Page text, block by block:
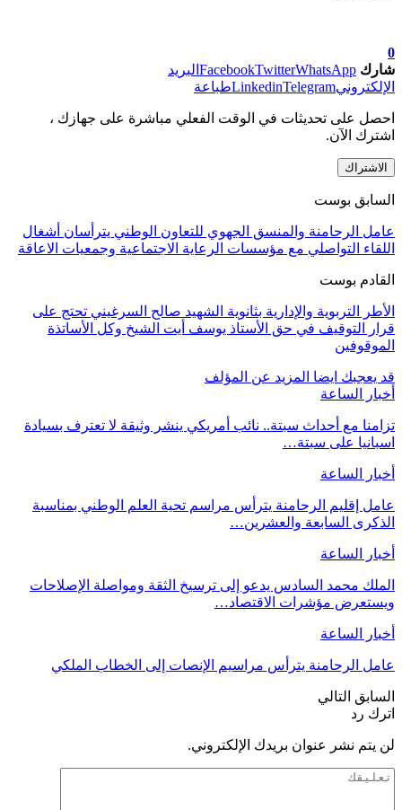
0
شارك
FacebookTwitterWhatsApp
البريد
الإلكتروني
LinkedinTelegram طباعة
احصل على تحديثات في الوقت الفعلي مباشرة على جهازك ،
اشترك الآن.
الاشتراك
السابق بوست
عامل الرحامنة والمنسق الجهوي للتعاون الوطني يترأسان أشغال
اللقاء التواصلي مع مؤسسات الرعاية الاجتماعية وجمعيات الاعاقة
القادم بوست
الأطر التربوية والإدارية بثانوية الشهيد صالح السرغيني تحتج على
قرار التوقيف في حق الأستاذ يوسف أيت الشيخ وكل الأساتذة
الموقوفين
قد يعجبك ايضا المزيد عن المؤلف
أخبار الساعة
تزامنا مع أحداث سبتة.. نائب أمريكي ينشر وثيقة لا تعترف بسيادة
اسبانيا على سبتة…
أخبار الساعة
عامل إقليم الرحامنة يترأس مراسم تحية العلم الوطني بمناسبة
الذكرى السابعة والعشرين…
أخبار الساعة
الملك محمد السادس يدعو إلى ترسيخ الثقة ومواصلة الإصلاحات
ويستعرض مؤشرات الاقتصاد…
أخبار الساعة
عامل الرحامنة يترأس مراسيم الإنصات إلى الخطاب الملكي
السابق التالي
اترك رد
لن يتم نشر عنوان بريدك الإلكتروني.